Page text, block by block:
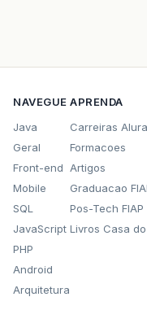
NAVEGUE
Java
Geral
Front-end
Mobile
SQL
JavaScript
PHP
Android
Arquitetura
APRENDA
Carreiras Alura
Formacoes
Artigos
Graduacao
Pos-Tech FIAP
Livros Casa